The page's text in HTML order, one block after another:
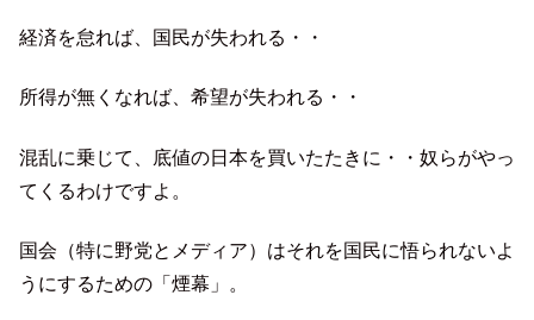
経済を怠れば、国民が失われる・・
所得が無くなれば、希望が失われる・・
混乱に乗じて、底値の日本を買いたたきに・・奴らがやっ
てくるわけですよ。
国会（特に野党とメディア）はそれを国民に悟られないよ
うにするための「煙幕」。